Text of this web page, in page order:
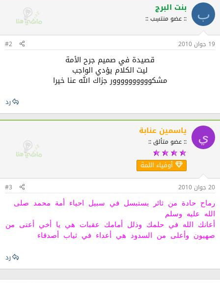
ب بنت البرج
:: عضو منتسِب ::
19 جوان 2010 #2
قصيدة في صميم جرح الأمة
ليت الكلام يؤدي الواجب
مشكوووووووووور جزاك الله عنا خيرا​
رد
ي ياسمين عنابة
:: عضو متألق ::
أوفياء اللمة
20 جوان 2010 #3
رماح حادة من ثائر يستبسل في سبيل احياء أمة محمد صلى
الله عليه وسلم
أعانك الله في حلمك وذلل أمامك عقبات هي يا أخي أعتى من
صهيون وأعلى من السدود هي أعداء في ثياب أصدقاء
رد